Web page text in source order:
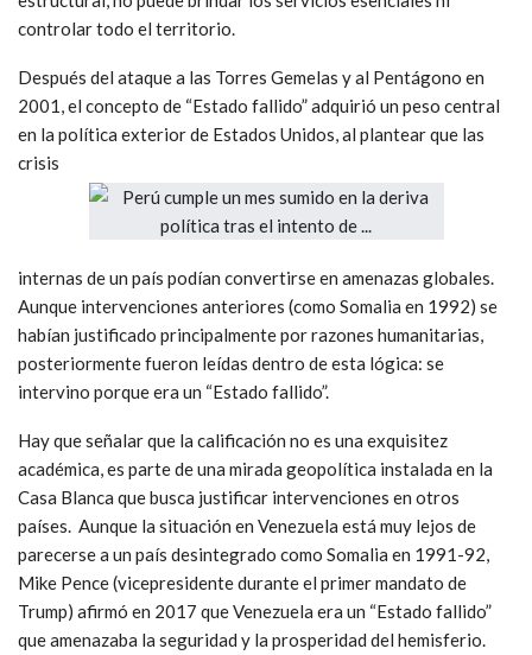
controlar todo el territorio.
Después del ataque a las Torres Gemelas y al Pentágono en
2001, el concepto de “Estado fallido” adquirió un peso central
en la política exterior de Estados Unidos, al plantear que las
crisis
internas de un país podían convertirse en amenazas globales.
Aunque intervenciones anteriores (como Somalia en 1992) se
habían justificado principalmente por razones humanitarias,
posteriormente fueron leídas dentro de esta lógica: se
intervino porque era un “Estado fallido”.
Hay que señalar que la calificación no es una exquisitez
académica, es parte de una mirada geopolítica instalada en la
Casa Blanca que busca justificar intervenciones en otros
países. Aunque la situación en Venezuela está muy lejos de
parecerse a un país desintegrado como Somalia en 1991-92,
Mike Pence (vicepresidente durante el primer mandato de
Trump) afirmó en 2017 que Venezuela era un “Estado fallido”
que amenazaba la seguridad y la prosperidad del hemisferio.